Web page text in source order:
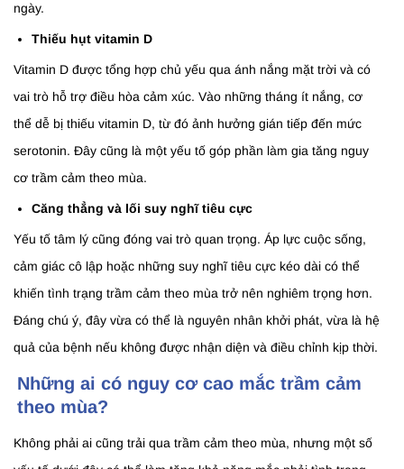
ngày.
Thiếu hụt vitamin D
Vitamin D được tổng hợp chủ yếu qua ánh nắng mặt trời và có
vai trò hỗ trợ điều hòa cảm xúc. Vào những tháng ít nắng, cơ
thể dễ bị thiếu vitamin D, từ đó ảnh hưởng gián tiếp đến mức
serotonin. Đây cũng là một yếu tố góp phần làm gia tăng nguy
cơ trầm cảm theo mùa.
Căng thẳng và lối suy nghĩ tiêu cực
Yếu tố tâm lý cũng đóng vai trò quan trọng. Áp lực cuộc sống,
cảm giác cô lập hoặc những suy nghĩ tiêu cực kéo dài có thể
khiến tình trạng trầm cảm theo mùa trở nên nghiêm trọng hơn.
Đáng chú ý, đây vừa có thể là nguyên nhân khởi phát, vừa là hệ
quả của bệnh nếu không được nhận diện và điều chỉnh kịp thời.
Những ai có nguy cơ cao mắc trầm cảm
theo mùa?
Không phải ai cũng trải qua trầm cảm theo mùa, nhưng một số